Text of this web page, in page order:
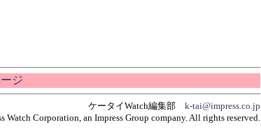
ジ
ケータイWatch編集部 k-tai@impress.co.jp
Watch Corporation, an Impress Group company. All rights reserved.